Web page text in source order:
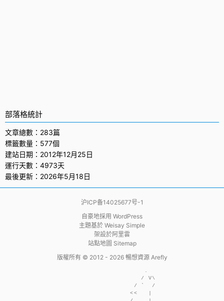
部落格統計
文章總數：283篇
標籤數量：577個
建站日期：2012年12月25日
運行天數：4973天
最後更新：2026年5月18日
沪ICP备14025677号-1
自豪地採用 WordPress
主題基於 Weisay Simple
架設於阿里雲
站點地圖 Sitemap
版權所有 © 2012 - 2026 暢想資源 Arefly
                     .
                    / V\
                  / `  /
                 <<   |